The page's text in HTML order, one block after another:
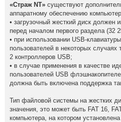
«Страж NT» существуют
аппаратному обеспечению
• загрузочный жесткий диск должен
перед началом первого раздела (32
• при использовании USB-
пользователей в некоторых случаях
2 контроллеров USB;
• в случае применения в качестве
пользователей USB
должна быть включена поддержка
Тип файловой системы на жестких
значения, это может быть FAT 16,
компьютера, на котором